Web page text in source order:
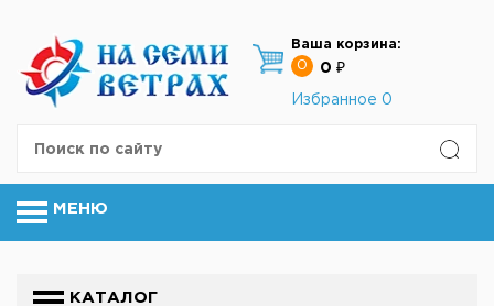
Ваша корзина:
0
0 ₽
Избранное 0
МЕНЮ
КАТАЛОГ